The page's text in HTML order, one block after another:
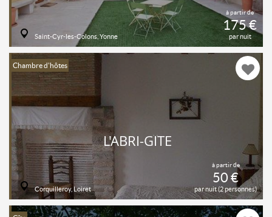
à partir de
175 €
par nuit
Saint-Cyr-les-Colons, Yonne
Chambre d'hôtes
à partir de
50 €
par nuit (2 personnes)
L'ABRI-GÎTE
Corquilleroy, Loiret